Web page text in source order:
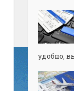
удобно,